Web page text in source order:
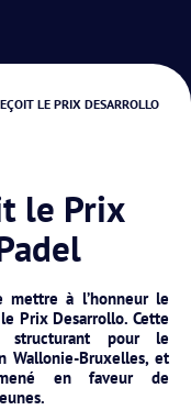
LE PRIX DESARROLLO
le Prix
mettre à l’honneur le
Prix Desarrollo. Cette
pour le
Wallonie-Bruxelles, et
en faveur de